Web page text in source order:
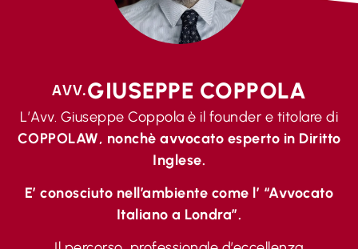
AVV.GIUSEPPE COPPOLA
L’Avv. Giuseppe Coppola è il founder e titolare di
COPPOLAW, nonchè avvocato esperto in Diritto
Inglese.
E’ conosciuto nell’ambiente come l’ “Avvocato
Italiano a Londra”.